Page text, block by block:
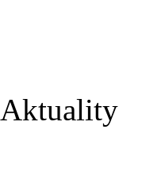
Aktuality